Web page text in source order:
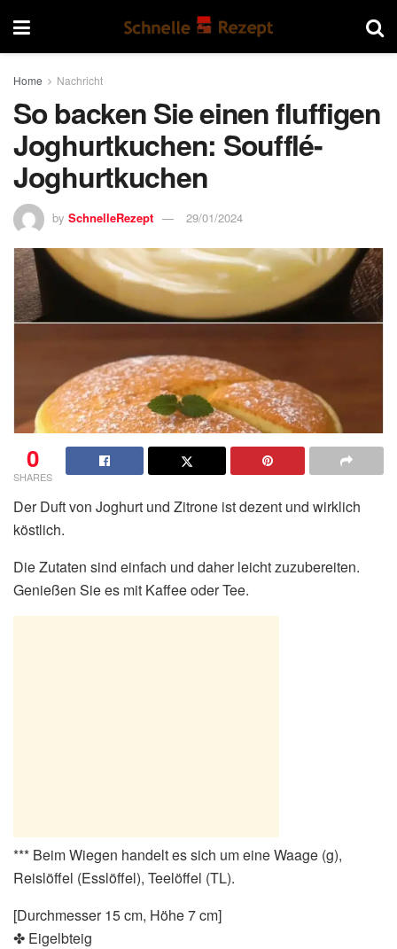
Home Nachricht
So backen Sie einen fluffigen
Joghurtkuchen: Soufflé-
Joghurtkuchen
by SchnelleRezept 29/01/2024
0
SHARES
Der Duft von Joghurt und Zitrone ist dezent und wirklich
köstlich.
Die Zutaten sind einfach und daher leicht zuzubereiten.
Genießen Sie es mit Kaffee oder Tee.
*** Beim Wiegen handelt es sich um eine Waage (g),
Reislöffel (Esslöffel), Teelöffel (TL).
[Durchmesser 15 cm, Höhe 7 cm]
✤ Eigelbteig